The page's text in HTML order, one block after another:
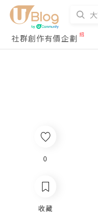
社群創作有價企劃
0
收藏